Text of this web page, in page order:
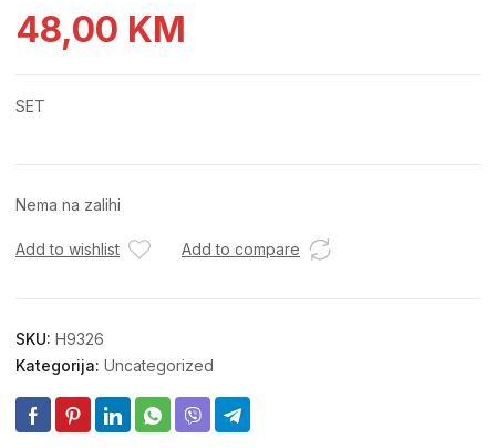
48,00 KM
SET
Nema na zalihi
Add to wishlist Add to compare
SKU: H9326
Kategorija: Uncategorized